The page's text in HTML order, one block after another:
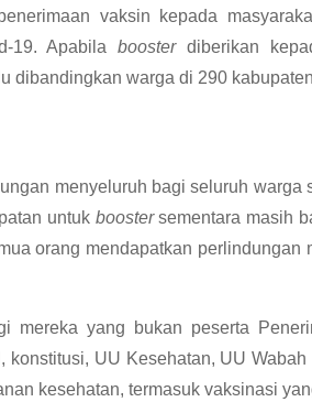
vaksin kepada
19. Apabila boosterdiberikan
dibandingkan warga di 290
menyeluruh bagi seluruh
untuk boostersementara masih
orang mendapatkan
mereka yang bukan peserta
UU Kesehatan, UU
kesehatan, termasuk vaksinasi